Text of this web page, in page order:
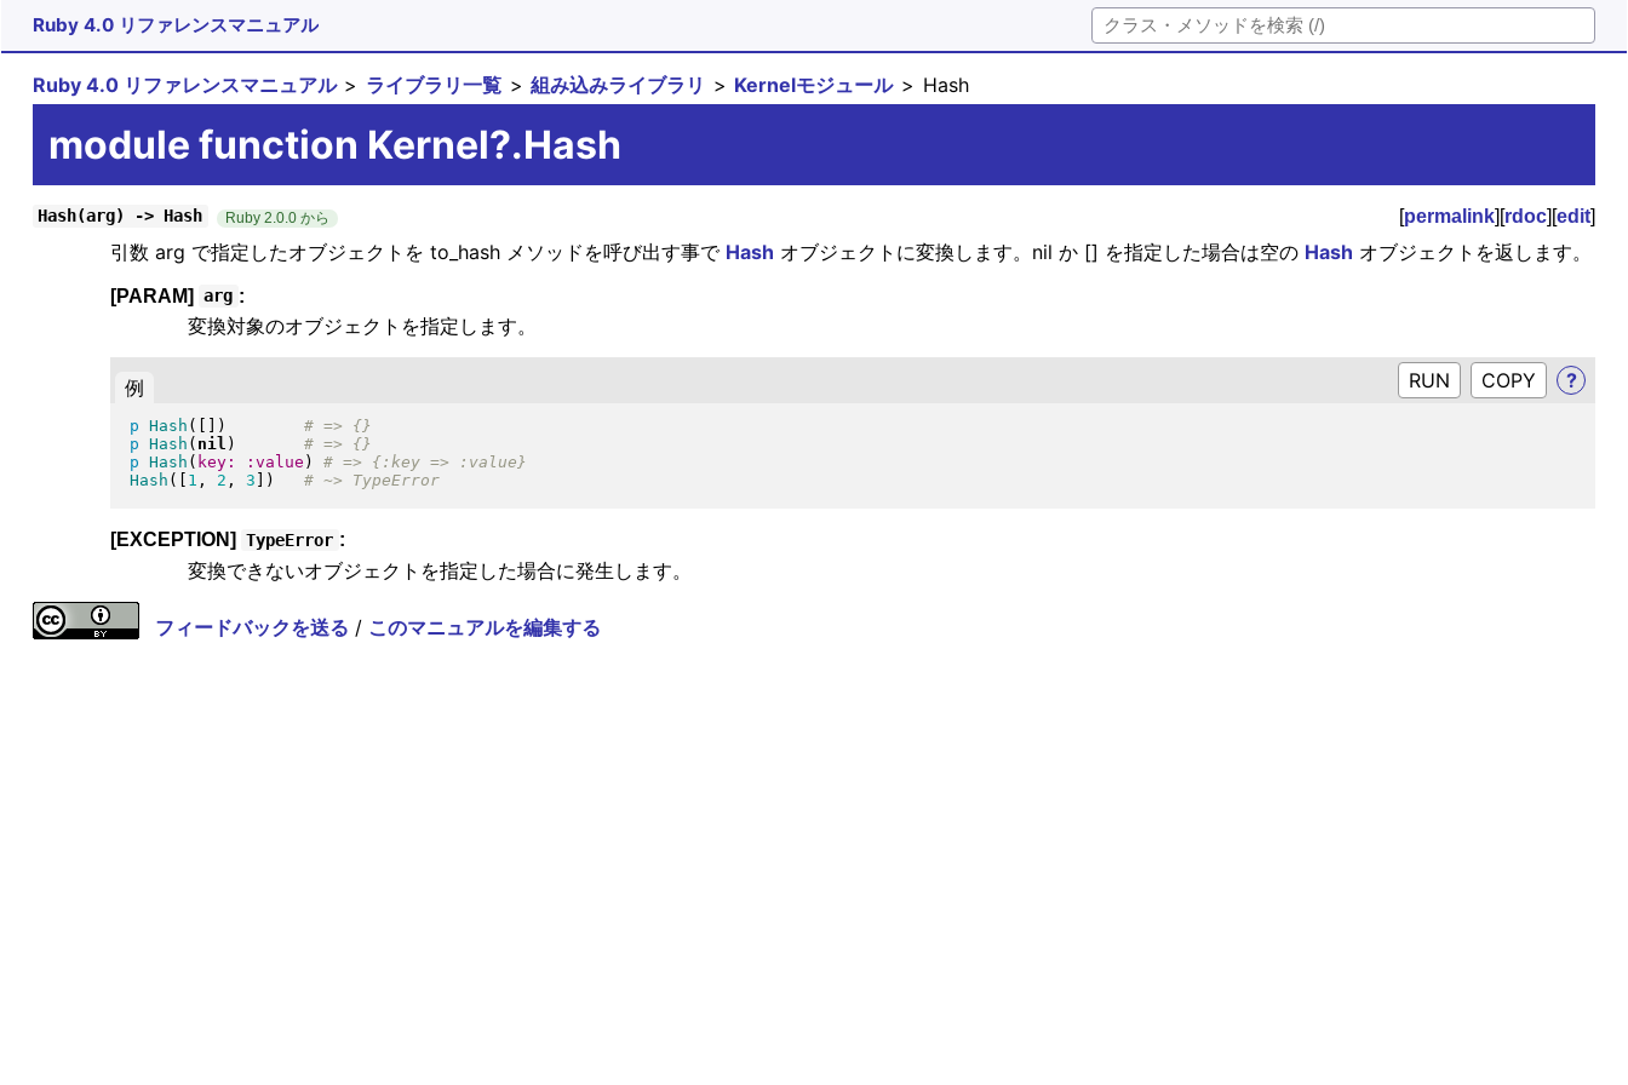
Ruby 4.0 リファレンスマニュアル
Ruby 4.0 リファレンスマニュアル ライブラリ一覧 組み込みライブラリ Kernelモジュール Hash
module function Kernel?.Hash
Hash(arg) -> Hash Ruby 2.0.0 から [permalink][rdoc][edit]
引数 arg で指定したオブジェクトを to_hash メソッドを呼び出す事で Hash オブジェクトに変換します。nil か [] を指定した場合は空の Hash オブジェクトを返します。
[PARAM] arg :
変換対象のオブジェクトを指定します。
例 RUN ?
p Hash ( )
p Hash ( nil )
p Hash ( key: :value )
Hash ( 1 , 2 , 3 ) # ~> TypeError
[EXCEPTION] TypeError :
変換できないオブジェクトを指定した場合に発生します。
フィードバックを送る / このマニュアルを編集する